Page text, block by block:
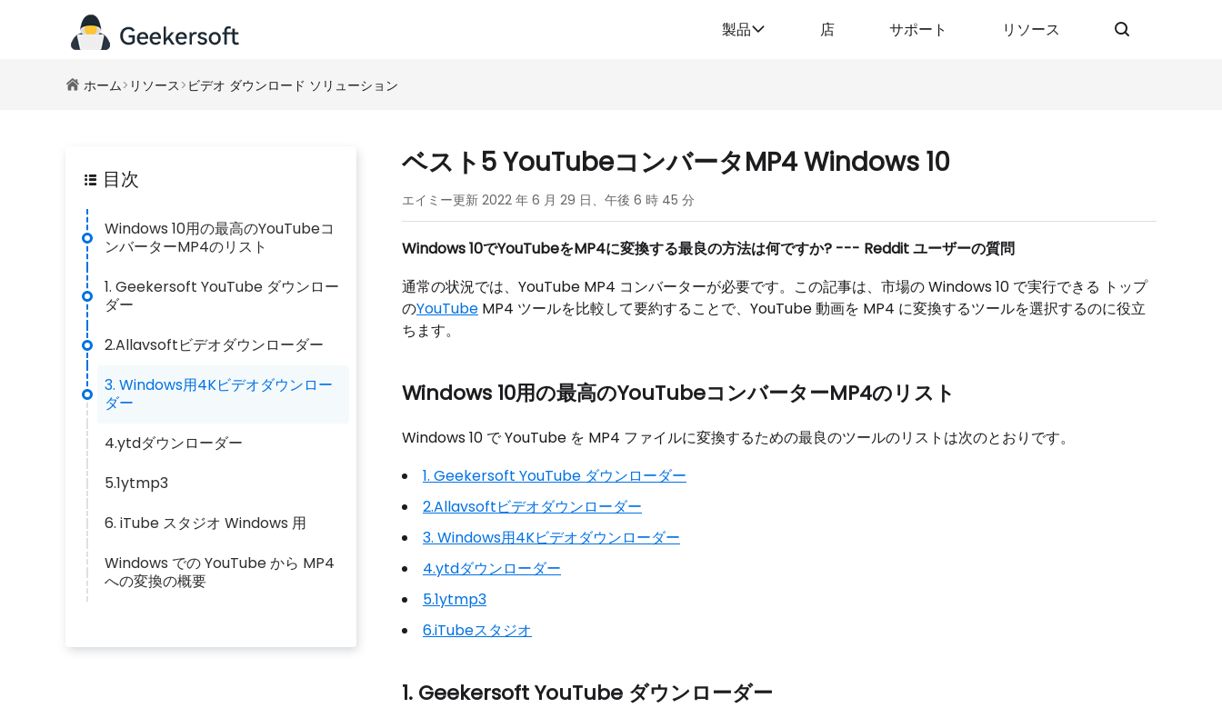
製品 店 サポート リソース
ホーム> リソース > ビデオ ダウンロード ソリューション
目次
Windows 10用の最高のYouTubeコ
ンバーターMP4のリスト
1. Geekersoft YouTube ダウンロー
ダー
2.Allavsoftビデオダウンローダー
3. Windows用4Kビデオダウンロー
ダー
4.ytdダウンローダー
5.1ytmp3
6. iTube スタジオ Windows 用
Windows での YouTube から MP4
への変換の概要
ベスト5 YouTubeコンバータMP4 Windows 10
エイミー更新 2022 年 6 月 29 日、午後 6 時 45 分
Windows 10でYouTubeをMP4に変換する最良の方法は何ですか? --- Reddit ユーザーの質問
通常の状況では、YouTube MP4 コンバーターが必要です。この記事は、市場の Windows 10 で実行できる トップ
のYouTube MP4 ツールを比較して要約することで、YouTube 動画を MP4 に変換するツールを選択するのに役立
ちます。
Windows 10用の最高のYouTubeコンバーターMP4のリスト
Windows 10 で YouTube を MP4 ファイルに変換するための最良のツールのリストは次のとおりです。
1. Geekersoft YouTube ダウンローダー
2.Allavsoftビデオダウンローダー
3. Windows用4Kビデオダウンローダー
4.ytdダウンローダー
5.1ytmp3
6.iTubeスタジオ
1. Geekersoft YouTube ダウンローダー